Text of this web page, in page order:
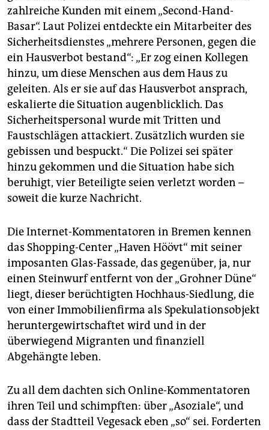
zahlreiche Kunden mit einem „Second-Hand-
Basar“. Laut Polizei entdeckte ein Mitarbeiter des
Sicherheitsdienstes „mehrere Personen, gegen die
ein Hausverbot bestand“: „Er zog einen Kollegen
hinzu, um diese Menschen aus dem Haus zu
geleiten. Als er sie auf das Hausverbot ansprach,
eskalierte die Situation augenblicklich. Das
Sicherheitspersonal wurde mit Tritten und
Faustschlägen attackiert. Zusätzlich wurden sie
gebissen und bespuckt.“ Die Polizei sei später
hinzu gekommen und die Situation habe sich
beruhigt, vier Beteiligte seien verletzt worden –
soweit die kurze Nachricht.
Die Internet-Kommentatoren in Bremen kennen
das Shopping-Center „Haven Höövt“ mit seiner
imposanten Glas-Fassade, das gegenüber, ja, nur
einen Steinwurf entfernt von der „Grohner Düne“
liegt, dieser berüchtigten Hochhaus-Siedlung, die
von einer Immobilienfirma als Spekulationsobjekt
heruntergewirtschaftet wird und in der
überwiegend Migranten und finanziell
Abgehängte leben.
Zu all dem dachten sich Online-Kommentatoren
ihren Teil und schimpften: über „Asoziale“, und
dass der Stadtteil Vegesack eben „so“ sei. Forderten